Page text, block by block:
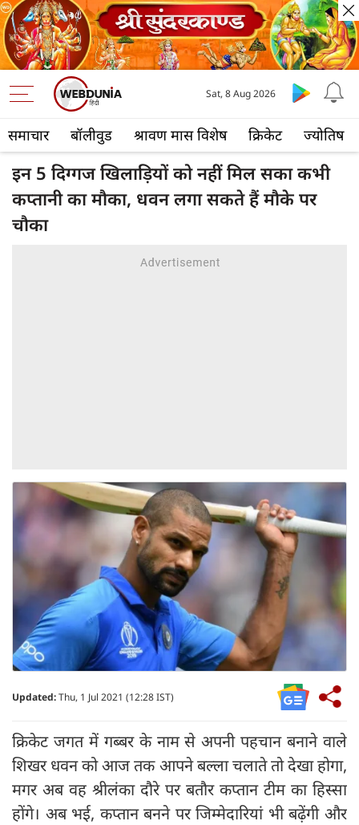
समाचार बॉलीवुड श्रावण मास विशेष क्रिकेट ज्योतिष
Sat, 8 Aug 2026
इन 5 दिग्गज खिलाड़ियों को नहीं मिल सका कभी
कप्तानी का मौका, धवन लगा सकते हैं मौके पर
चौका
Updated:Thu, 1 Jul 2021 (12:28 IST)
क्रिकेट जगत में गब्बर के नाम से अपनी पहचान बनाने वाले
शिखर धवन को आज तक आपने बल्ला चलाते तो देखा होगा,
मगर अब वह श्रीलंका दौरे पर बतौर कप्तान टीम का हिस्सा
होंगे। अब भई, कप्तान बनने पर जिम्मेदारियां भी बढ़ेंगी और